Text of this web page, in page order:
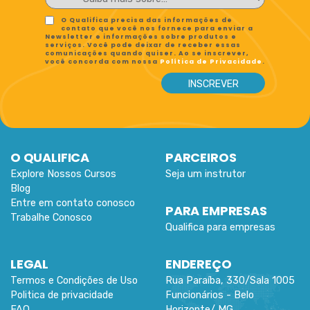
HABILIDADES
LIDERANÇA
INOVAÇÃO
O Qualifica precisa das informações de
contato que você nos fornece para enviar a
Newsletter e informações sobre produtos e
serviços. Você pode deixar de receber essas
comunicações quando quiser. Ao se inscrever,
você concorda com nossa Política de Privacidade .
O QUALIFICA
Explore Nossos Cursos
Blog
Entre em contato conosco
Trabalhe Conosco
PARCEIROS
Seja um instrutor
PARA EMPRESAS
Qualifica para empresas
LEGAL
Termos e Condições de Uso
Politica de privacidade
ENDEREÇO
Rua Paraíba, 330/Sala 1005
Funcionários - Belo